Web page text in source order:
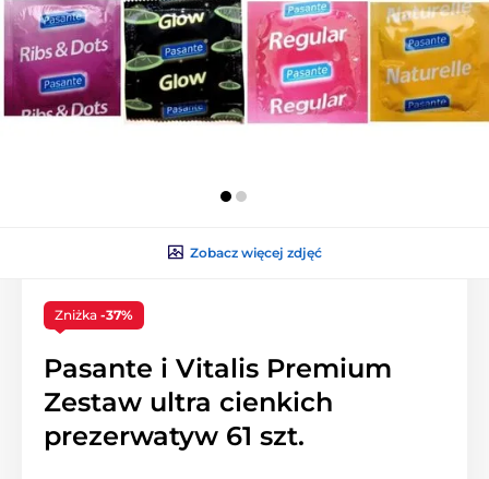
Zobacz więcej zdjęć
Zniżka -37%
Pasante i Vitalis Premium
Zestaw ultra cienkich
prezerwatyw 61 szt.